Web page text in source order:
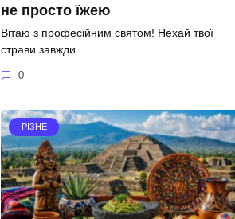
не просто їжею
Вітаю з професійним святом! Нехай твої
страви завжди
0
РІЗНЕ